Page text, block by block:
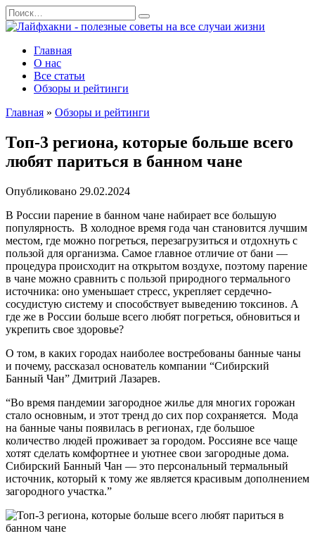
Перейти
к
содержанию
Search
for:
Главная
О нас
Все статьи
Обзоры и рейтинги
Главная » Обзоры и рейтинги
Топ-3 региона, которые больше всего
любят париться в банном чане
Опубликовано 29.02.2024
В России парение в банном чане набирает все большую
популярность. В холодное время года чан становится лучшим
местом, где можно погреться, перезагрузиться и отдохнуть с
пользой для организма. Самое главное отличие от бани —
процедура происходит на открытом воздухе, поэтому парение
в чане можно сравнить с пользой природного термального
источника: оно уменьшает стресс, укрепляет сердечно-
сосудистую систему и способствует выведению токсинов. А
где же в России больше всего любят погреться, обновиться и
укрепить свое здоровье?
О том, в каких городах наиболее востребованы банные чаны
и почему, рассказал основатель компании “Сибирский
Банный Чан” Дмитрий Лазарев.
“Во время пандемии загородное жилье для многих горожан
стало основным, и этот тренд до сих пор сохраняется. Мода
на банные чаны появилась в регионах, где большое
количество людей проживает за городом. Россияне все чаще
хотят сделать комфортнее и уютнее свои загородные дома.
Сибирский Банный Чан — это персональный термальный
источник, который к тому же является красивым дополнением
загородного участка.”